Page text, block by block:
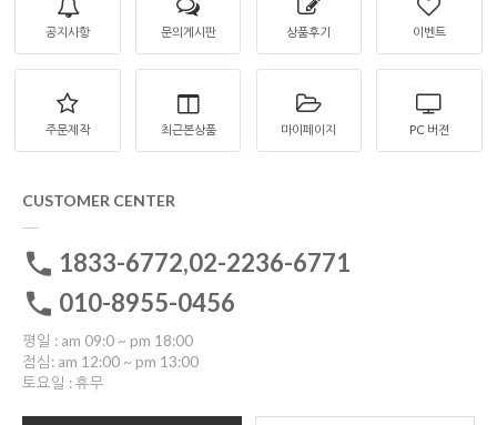
공지사항 문의게시판 상품후기 이벤트
주문제작 최근본상품 마이페이지 PC 버젼
CUSTOMER CENTER
1833-6772,02-2236-6771
010-8955-0456
평일 : am 09:0 ~ pm 18:00
점심: am 12:00 ~ pm 13:00
토요일 : 휴무